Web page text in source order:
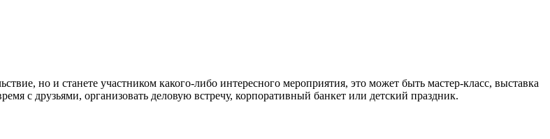
но и станете участником какого-либо интересного мероприятия, это может быть мастер-класс, выставка
с друзьями, организовать деловую встречу, корпоративный банкет или детский праздник.